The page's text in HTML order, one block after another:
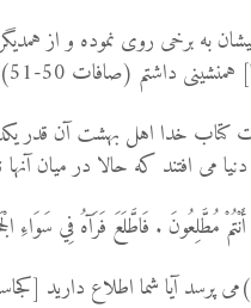
به برخى روى نموده و از
داشتم (صافات 50-51)
کتاب خدا اهل بهشت آن قدر
می ‌افتند كه حالا در ميان
مُطَّلِعُونَ . فَاطَّلَعَ فَرَآهُ فِي سَوَاءِ
‏پرسد آيا شما اطلاع داريد